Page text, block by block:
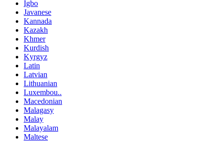
Igbo
Javanese
Kannada
Kazakh
Khmer
Kurdish
Kyrgyz
Latin
Latvian
Lithuanian
Luxembou..
Macedonian
Malagasy
Malay
Malayalam
Maltese